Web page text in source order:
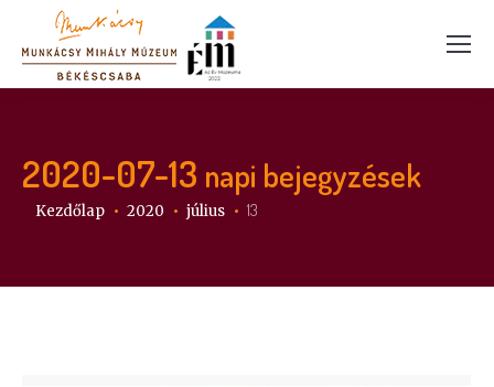
2020-07-13 napi bejegyzések
Itt vagy:
Kezdőlap 2020 július 13